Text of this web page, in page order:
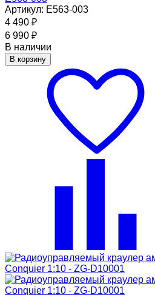
Артикул: E563-003
4 490 ₽
6 990 ₽
В наличии
В корзину